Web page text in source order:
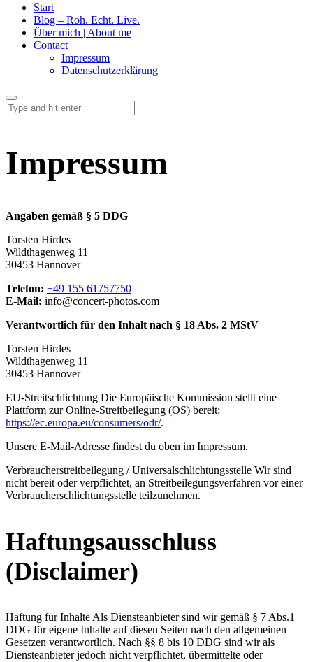
Start
Blog – Roh. Echt. Live.
Über mich | About me
Contact
Impressum
Datenschutzerklärung
Impressum
Angaben gemäß § 5 DDG
Torsten Hirdes
Wildthagenweg 11
30453 Hannover
Telefon: +49 155 61757750
E-Mail: info@concert-photos.com
Verantwortlich für den Inhalt nach § 18 Abs. 2 MStV
Torsten Hirdes
Wildthagenweg 11
30453 Hannover
EU-Streitschlichtung Die Europäische Kommission stellt eine
Plattform zur Online-Streitbeilegung (OS) bereit:
https://ec.europa.eu/consumers/odr/.
Unsere E-Mail-Adresse findest du oben im Impressum.
Verbraucher­streit­beilegung / Universal­schlichtungs­stelle Wir sind
nicht bereit oder verpflichtet, an Streitbeilegungsverfahren vor einer
Verbraucherschlichtungsstelle teilzunehmen.
Haftungsausschluss
(Disclaimer)
Haftung für Inhalte Als Diensteanbieter sind wir gemäß § 7 Abs.1
DDG für eigene Inhalte auf diesen Seiten nach den allgemeinen
Gesetzen verantwortlich. Nach §§ 8 bis 10 DDG sind wir als
Diensteanbieter jedoch nicht verpflichtet, übermittelte oder